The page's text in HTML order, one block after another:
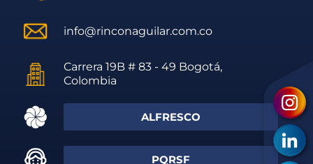
info@rinconaguilar.com.co
Carrera 19B # 83 - 49 Bogotá,
Colombia
ALFRESCO
PQRSF